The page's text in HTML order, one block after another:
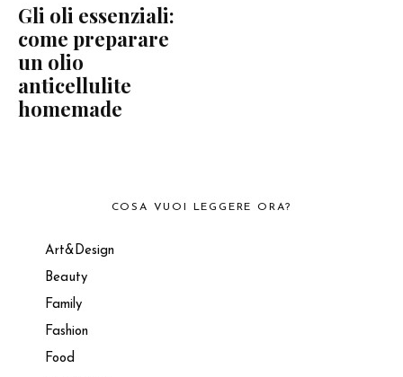
Gli oli essenziali:
come preparare
un olio
anticellulite
homemade
COSA VUOI LEGGERE ORA?
Art&Design
Beauty
Family
Fashion
Food